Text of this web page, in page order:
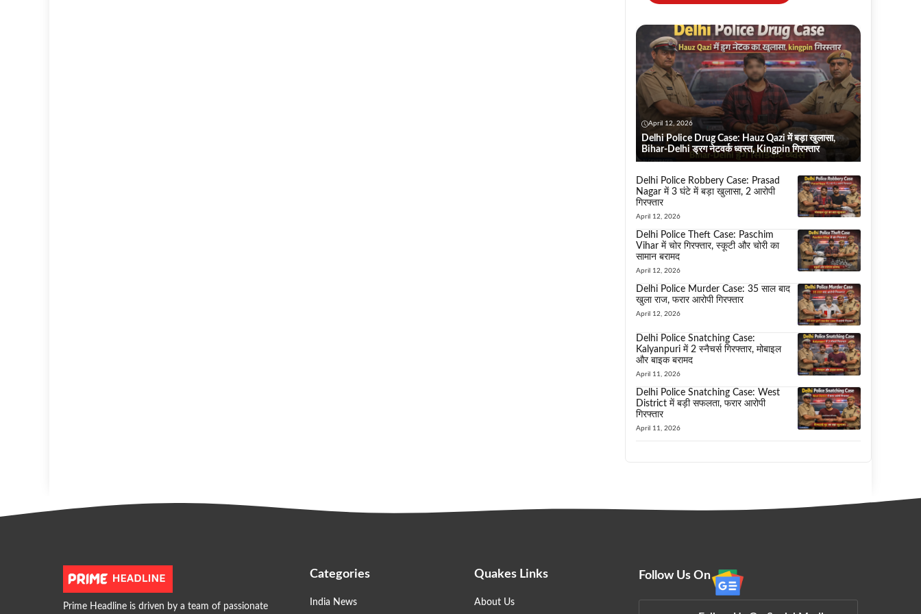
April 12, 2026
Delhi Police Drug Case: Hauz Qazi में बड़ा खुलासा,
Bihar-Delhi ड्रग नेटवर्क ध्वस्त, Kingpin गिरफ्तार
Delhi Police Robbery Case: Prasad
Nagar में 3 घंटे में बड़ा खुलासा, 2 आरोपी
गिरफ्तार
April 12, 2026
Delhi Police Theft Case: Paschim
Vihar में चोर गिरफ्तार, स्कूटी और चोरी का
सामान बरामद
April 12, 2026
Delhi Police Murder Case: 35 साल बाद
खुला राज, फरार आरोपी गिरफ्तार
April 12, 2026
Delhi Police Snatching Case:
Kalyanpuri में 2 स्नैचर्स गिरफ्तार, मोबाइल
और बाइक बरामद
April 11, 2026
Delhi Police Snatching Case: West
District में बड़ी सफलता, फरार आरोपी
गिरफ्तार
April 11, 2026
Prime Headline is driven by a team of passionate
Categories
India News
Quakes Links
About Us
Follow Us On